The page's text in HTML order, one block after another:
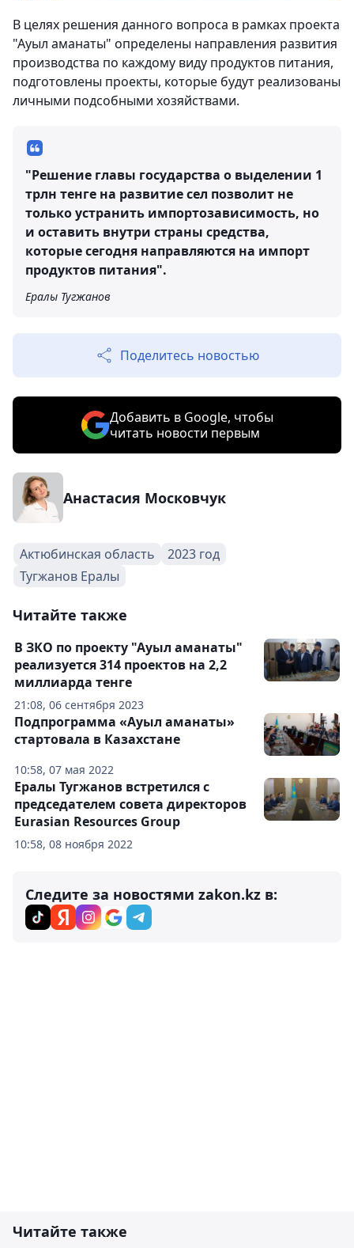
В целях решения данного вопроса в рамках проекта
"Ауыл аманаты" определены направления развития
производства по каждому виду продуктов питания,
подготовлены проекты, которые будут реализованы
личными подсобными хозяйствами.
"Решение главы государства о выделении 1
трлн тенге на развитие сел позволит не
только устранить импортозависимость, но
и оставить внутри страны средства,
которые сегодня направляются на импорт
продуктов питания".
Ералы Тугжанов
Поделитесь новостью
Добавить в Google, чтобы
читать новости первым
Анастасия Московчук
Актюбинская область
2023 год
Тугжанов Ералы
Читайте также
21:08, 06 сентября 2023
В ЗКО по проекту "Ауыл аманаты"
реализуется 314 проектов на 2,2
миллиарда тенге
10:58, 07 мая 2022
Подпрограмма «Ауыл аманаты»
стартовала в Казахстане
10:58, 08 ноября 2022
Ералы Тугжанов встретился с
председателем совета директоров
Eurasian Resources Group
Следите за новостями zakon.kz в:
Читайте также